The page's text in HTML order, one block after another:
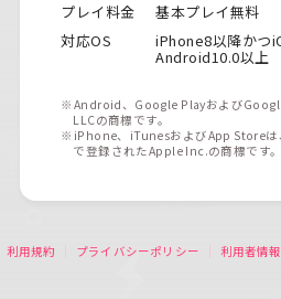
プレイ料金
基本プレイ無料
対応OS
iPhone8以降かつ
Android10.0以上
※Android、Google Playおよび
LLCの商標です。
※iPhone、iTunesおよびApp Storeは
で登録されたApple Inc.の商標です。
利用規約 プライバシーポリシー 利用者情